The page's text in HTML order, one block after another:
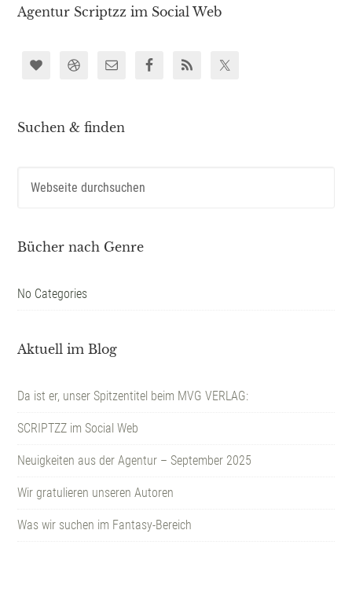
Agentur Scriptzz im Social Web
Suchen & finden
Bücher nach Genre
No Categories
Aktuell im Blog
Da ist er, unser Spitzentitel beim MVG VERLAG:
SCRIPTZZ im Social Web
Neuigkeiten aus der Agentur – September 2025
Wir gratulieren unseren Autoren
Was wir suchen im Fantasy-Bereich